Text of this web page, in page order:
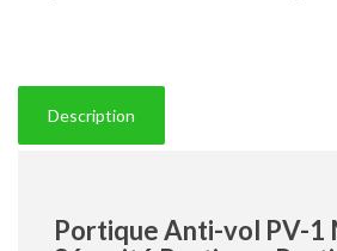
Description
Portique Anti-vol PV-1